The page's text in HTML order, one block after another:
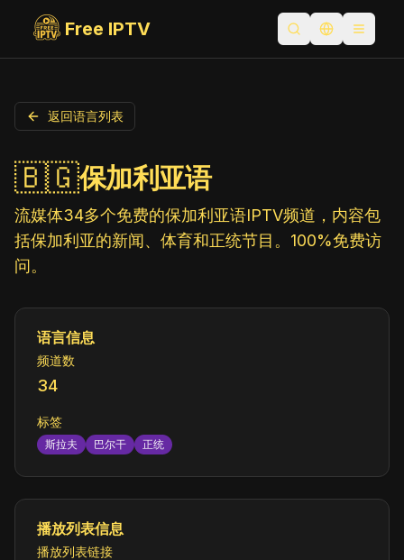
Free IPTV 打开搜索切换语言
返回语言列表
🇧🇬保加利亚语
流媒体34多个免费的保加利亚语IPTV频道，内容包
括保加利亚的新闻、体育和正统节目。100%免费访
问。
语言信息
频道数
34
标签
斯拉夫 巴尔干 正统
播放列表信息
播放列表链接